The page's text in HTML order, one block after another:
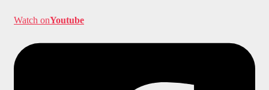
Watch onYoutube